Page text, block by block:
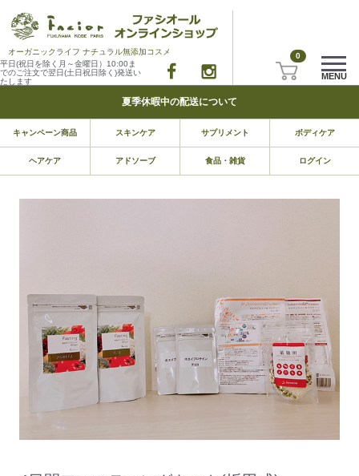
オーガニックライフ ナチュラル無添加コスメ
平日(祝日を除く月～金曜日）10:00ま
でのご注文で翌日(土日祝日除く)発送い
たします
0
MENU
夏季休暇中の配送について
キャンペーン商品 スキンケア サプリメント ボディケア
ヘアケア アドソーブ 食品・雑貨 ログイン